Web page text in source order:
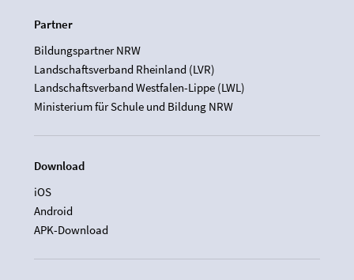
Partner
Bildungspartner NRW
Landschaftsverband Rheinland (LVR)
Landschaftsverband Westfalen-Lippe (LWL)
Ministerium für Schule und Bildung NRW
Download
iOS
Android
APK-Download